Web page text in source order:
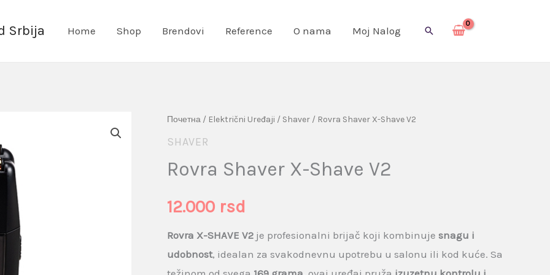
Srbija Home Shop Brendovi Reference O nama Moj Nalog Pretraga
Почетна / Električni Uređaji / Shaver / Rovra Shaver X-Shave V2
SHAVER
Rovra Shaver X-Shave V2
12.000 rsd
Rovra X-SHAVE V2 je profesionalni brijač koji kombinuje snagu i
udobnost, idealan za svakodnevnu upotrebu u salonu ili kod kuće. Sa
Rovra
Shaver
Shave
količina